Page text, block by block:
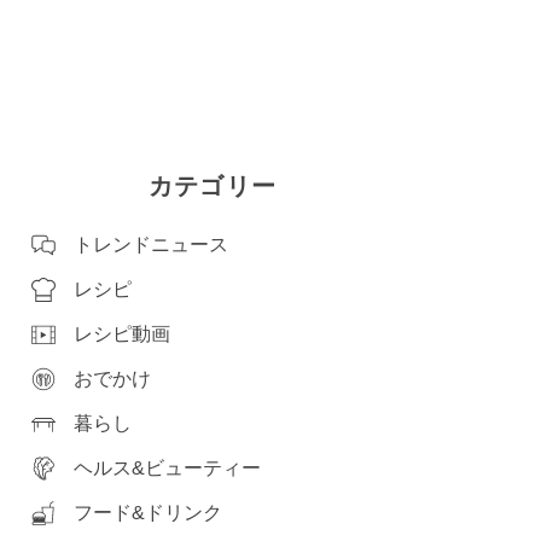
カテゴリー
トレンドニュース
レシピ
レシピ動画
おでかけ
暮らし
ヘルス&ビューティー
フード&ドリンク